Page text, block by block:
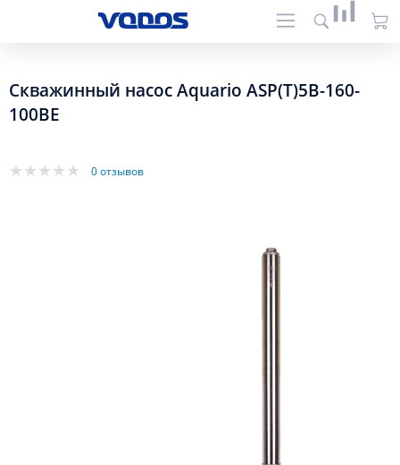
Скважинный насос Aquario ASP(T)5B-160-
100BE
0 отзывов